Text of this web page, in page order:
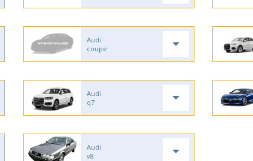
Audi
coupe
Audi
q7
Audi
v8